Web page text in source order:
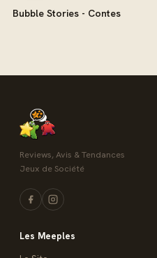
Bubble Stories - Contes
Reviews, Avis & Tendances
Jeux de Société
Les Meeples